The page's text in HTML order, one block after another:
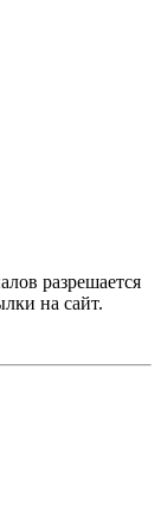
разрешается
на сайт.